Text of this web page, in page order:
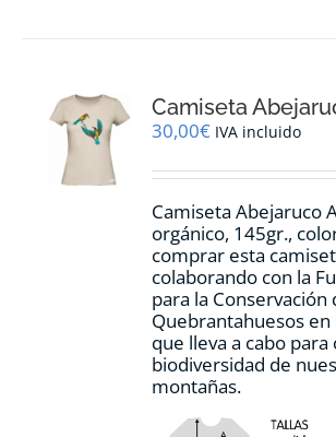
se
pueden
en
página
de
Camiseta
30,00€ IVA incluido
Camiseta Abejaruco
orgánico, 145gr.,
comprar esta
colaborando con la
para la Conservación
Quebrantahuesos en
que lleva a cabo para
biodiversidad de
montañas.